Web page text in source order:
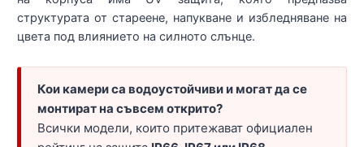
структурата от стареене, напукване и избледняване на
цвета под влиянието на силното слънце.
Кои камери са водоустойчиви и могат да се
монтират на съвсем открито?
Всички модели, които притежават официален